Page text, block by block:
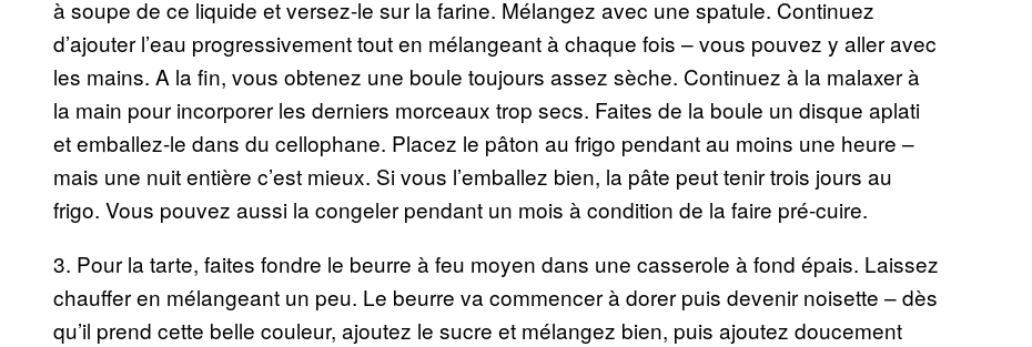
à soupe de ce liquide et versez-le sur la farine. Mélangez avec une spatule. Continuez
d’ajouter l’eau progressivement tout en mélangeant à chaque fois – vous pouvez y aller avec
les mains. A la fin, vous obtenez une boule toujours assez sèche. Continuez à la malaxer à
la main pour incorporer les derniers morceaux trop secs. Faites de la boule un disque aplati
et emballez-le dans du cellophane. Placez le pâton au frigo pendant au moins une heure –
mais une nuit entière c’est mieux. Si vous l’emballez bien, la pâte peut tenir trois jours au
frigo. Vous pouvez aussi la congeler pendant un mois à condition de la faire pré-cuire.
3. Pour la tarte, faites fondre le beurre à feu moyen dans une casserole à fond épais. Laissez
chauffer en mélangeant un peu. Le beurre va commencer à dorer puis devenir noisette – dès
qu’il prend cette belle couleur, ajoutez le sucre et mélangez bien, puis ajoutez doucement